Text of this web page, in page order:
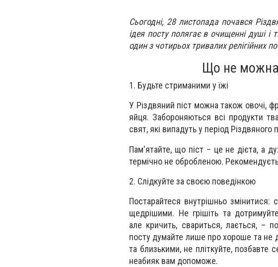
Сьогодні, 28 листопада почався
ідея посту полягає в очищенні душі і
один з чотирьох тривалих релігійних
Що не можна
1. Будьте стриманими у їжі
У Різдвяний піст можна також овочі,
яйця. Забороняються всі продукти
свят, які випадуть у період
Пам'ятайте, що піст – це не дієта, а
термічно не обробленою.
2. Слідкуйте за своєю поведінкою
Постарайтеся внутрішньо
щедрішими. Не грішіть та
але кричить, свариться, лається, –
посту думайте лише про хороше та не
та близькими, не пліткуйте, позбавте
неабияк вам допоможе.